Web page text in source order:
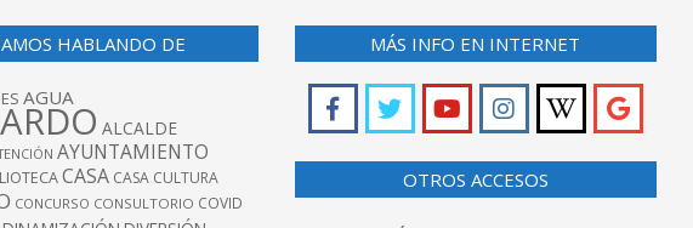
HABLANDO DE
AGUA
ALCALDE
AYUNTAMIENTO
CASA CASA CULTURA
CONCURSO CONSULTORIO COVID
MÁS INFO EN INTERNET
OTROS ACCESOS